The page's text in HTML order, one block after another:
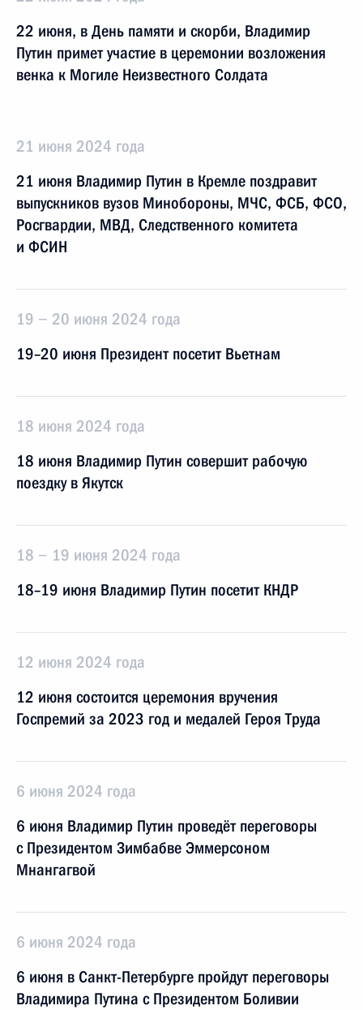
22 июня, в День памяти и скорби, Владимир
Путин примет участие в церемонии возложения
венка к Могиле Неизвестного Солдата
21 июня 2024 года
21 июня Владимир Путин в Кремле поздравит
выпускников вузов Минобороны, МЧС, ФСБ, ФСО,
Росгвардии, МВД, Следственного комитета
и ФСИН
19 − 20 июня 2024 года
19–20 июня Президент посетит Вьетнам
18 июня 2024 года
18 июня Владимир Путин совершит рабочую
поездку в Якутск
18 − 19 июня 2024 года
18–19 июня Владимир Путин посетит КНДР
12 июня 2024 года
12 июня состоится церемония вручения
Госпремий за 2023 год и медалей Героя Труда
6 июня 2024 года
6 июня Владимир Путин проведёт переговоры
с Президентом Зимбабве Эммерсоном
Мнангагвой
6 июня 2024 года
6 июня в Санкт-Петербурге пройдут переговоры
Владимира Путина с Президентом Боливии